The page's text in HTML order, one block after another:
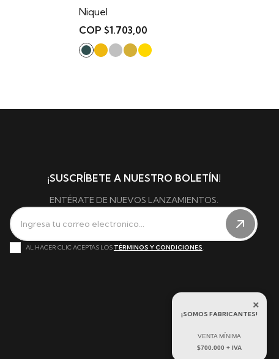
Niquel
COP $1.703,00
¡SUSCRÍBETE A NUESTRO BOLETÍN!
ENTÉRATE DE NUEVOS LANZAMIENTOS.
AL HACER CLIC ACEPTAS LOS TÉRMINOS Y CONDICIONES.
×
¡SOMOS FABRICANTES!
VENTA MÍNIMA
$700.000 + IVA